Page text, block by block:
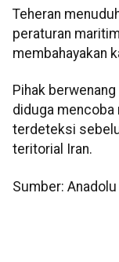
Teheran
peraturan
membahayakan
Pihak
diduga mencoba
terdeteksi
teritorial Iran.
Sumber: Anadolu